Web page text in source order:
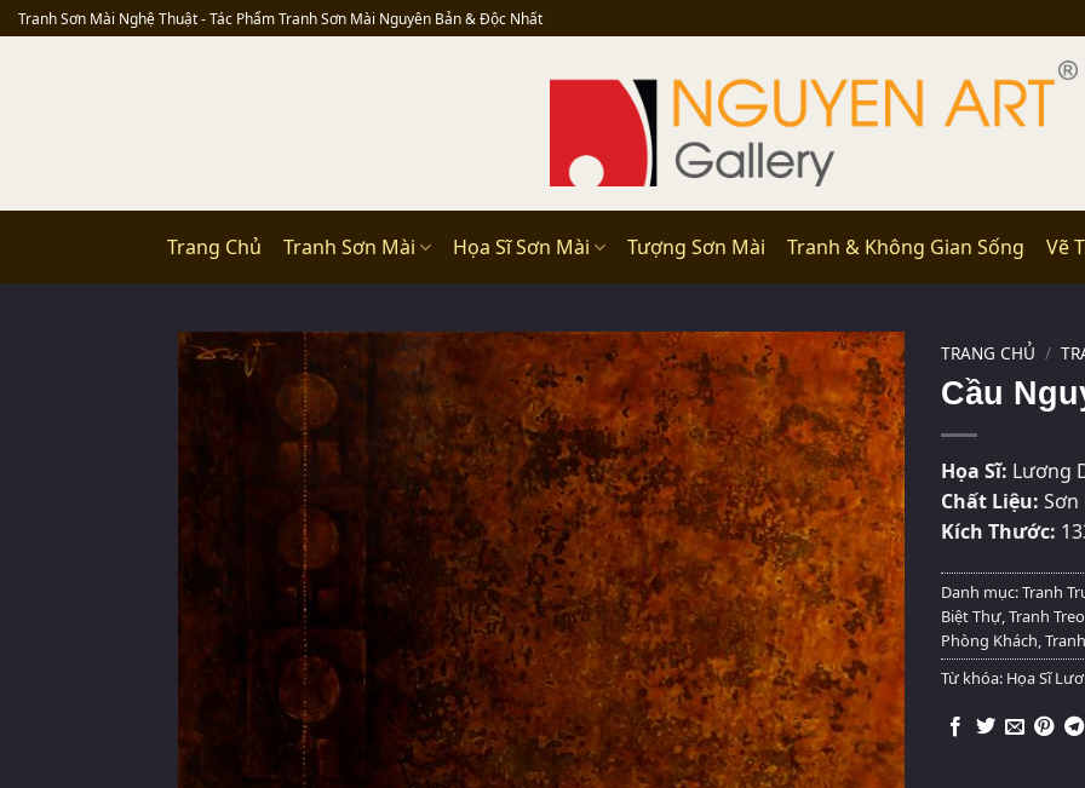
Skip
to
Tranh Sơn Mài Nghệ Thuật - Tác Phẩm Tranh Sơn Mài Nguyên Bản & Độc Nhất
Trang Chủ Tranh Sơn Mài Họa Sĩ Sơn Mài Tượng Sơn Mài Tranh & Không Gian Sống Vẽ
TRANG CHỦ /
Cầu
Họa Sĩ: Lương
Chất Liệu:
Kích Thước:
Danh mục:Tranh
Biệt Thự Tranh
Phòng Khách
Từ khóa: Họa Sĩ